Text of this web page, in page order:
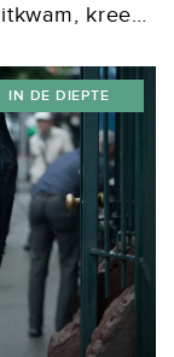
kreeg
in de rol
IN DE DIEPTE